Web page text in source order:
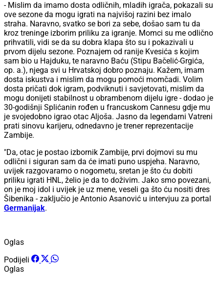
- Mislim da imamo dosta odličnih, mladih igrača, pokazali su
ove sezone da mogu igrati na najvišoj razini bez imalo
straha. Naravno, svatko se bori za sebe, došao sam tu da
kroz treninge izborim priliku za igranje. Momci su me odlično
prihvatili, vidi se da su dobra klapa što su i pokazivali u
prvom dijelu sezone. Poznajem od ranije Kvesića s kojim
sam bio u Hajduku, te naravno Baću (Stipu Bačelić-Grgića,
op. a.), njega svi u Hrvatskoj dobro poznaju. Kažem, imam
dosta iskustva i mislim da mogu pomoći momčadi. Volim
dosta pričati dok igram, podviknuti i savjetovati, mislim da
mogu donijeti stabilnost u obrambenom dijelu igre - dodao je
30-godišnji Splićanin rođen u francuskom Cannesu gdje mu
je svojedobno igrao otac Aljoša. Jasno da legendarni Vatreni
prati sinovu karijeru, odnedavno je trener reprezentacije
Zambije.
"Da, otac je postao izbornik Zambije, prvi dojmovi su mu
odlični i siguran sam da će imati puno uspjeha. Naravno,
uvijek razgovaramo o nogometu, sretan je što ću dobiti
priliku igrati HNL, želio je da to doživim. Jako smo povezani,
on je moj idol i uvijek je uz mene, veseli ga što ću nositi dres
Šibenika - zaključio je Antonio Asanović u intervjuu za portal
Germanijak.
Oglas
Podijeli
Oglas